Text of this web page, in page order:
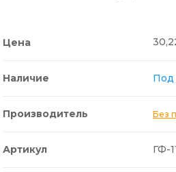
Цена
Наличие Под
Производитель Без
Артикул ГФ-